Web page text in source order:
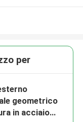
per
geometrico
in acciaio